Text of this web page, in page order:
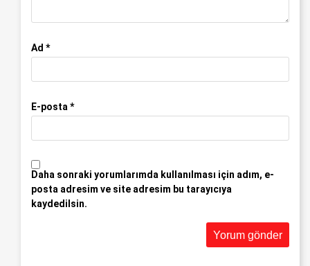
Ad *
E-posta *
Daha sonraki yorumlarımda kullanılması için adım, e-
posta adresim ve site adresim bu tarayıcıya
kaydedilsin.